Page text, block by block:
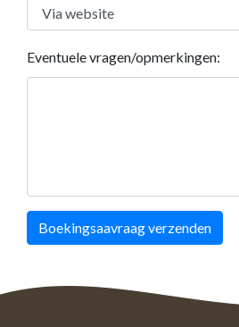
Eventuele vragen/opmerkingen:
Boekingsaavraag verzenden